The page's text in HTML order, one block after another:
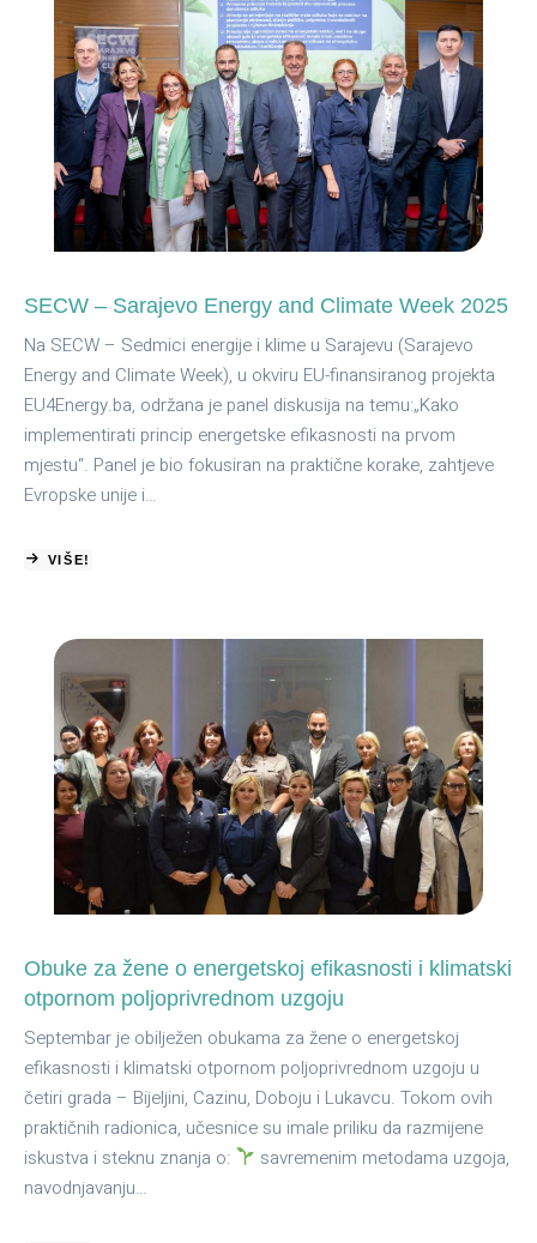
SECW – Sarajevo Energy and Climate Week 2025
Na SECW – Sedmici energije i klime u Sarajevu (Sarajevo
Energy and Climate Week), u okviru EU-finansiranog projekta
EU4Energy.ba, održana je panel diskusija na temu:„Kako
implementirati princip energetske efikasnosti na prvom
mjestu“. Panel je bio fokusiran na praktične korake, zahtjeve
Evropske unije i…
VIŠE!
ABOUT
ENERGY
AND
CLIMATE
Obuke za žene o energetskoj efikasnosti i klimatski
otpornom poljoprivrednom uzgoju
Septembar je obilježen obukama za žene o energetskoj
efikasnosti i klimatski otpornom poljoprivrednom uzgoju u
četiri grada – Bijeljini, Cazinu, Doboju i Lukavcu. Tokom ovih
praktičnih radionica, učesnice su imale priliku da razmijene
iskustva i steknu znanja o:
savremenim metodama uzgoja,
navodnjavanju…